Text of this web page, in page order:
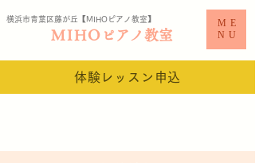
横浜市青葉区藤が丘【MIHO ピアノ教室​】
MIHO ピアノ教室
ME
NU
体験レッスン申込